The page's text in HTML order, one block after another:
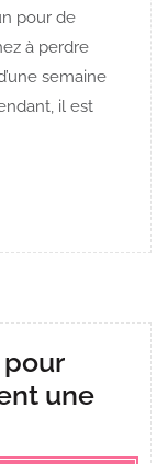
pour de
à perdre
semaine
il est
une